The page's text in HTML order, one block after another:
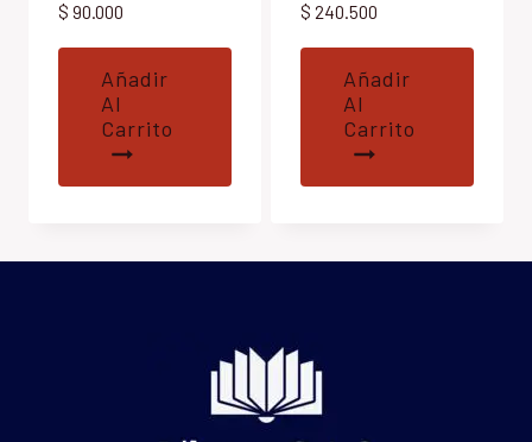
$ 90.000
Añadir
Al
Carrito
$ 240.500
Añadir
Al
Carrito